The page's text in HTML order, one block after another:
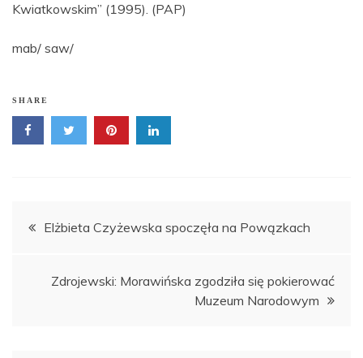
Kwiatkowskim” (1995). (PAP)
mab/ saw/
SHARE
Nawigacja
Elżbieta Czyżewska spoczęła na Powązkach
Zdrojewski: Morawińska zgodziła się pokierować
Muzeum Narodowym